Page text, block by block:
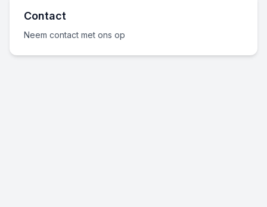
Contact
Neem contact met ons op